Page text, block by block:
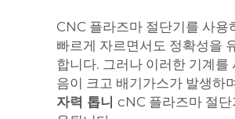
CNC 플라즈마 절단기를 사용
빠르게 자르면서도 정확성을
합니다. 그러나 이러한 기계를
음이 크고 배기가스가 발생하
자력 톱니 cNC 플라즈마 절